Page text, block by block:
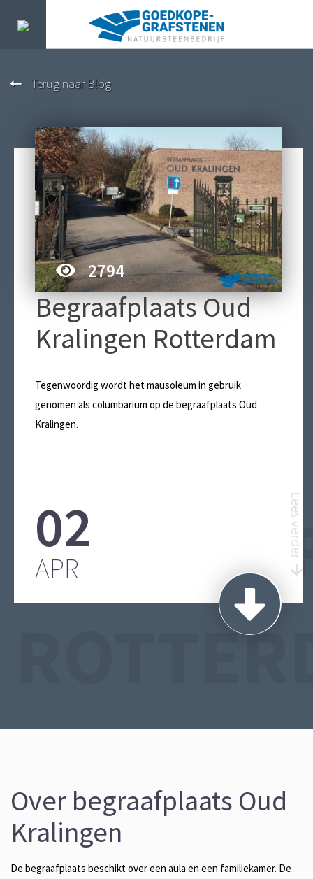
Terug naar Blog
2794
Begraafplaats Oud
Kralingen Rotterdam
Tegenwoordig wordt het mausoleum in gebruik
genomen als columbarium op de begraafplaats Oud
Kralingen.
02
APR
Lees verder
Over begraafplaats Oud
Kralingen
De begraafplaats beschikt over een aula en een familiekamer. De